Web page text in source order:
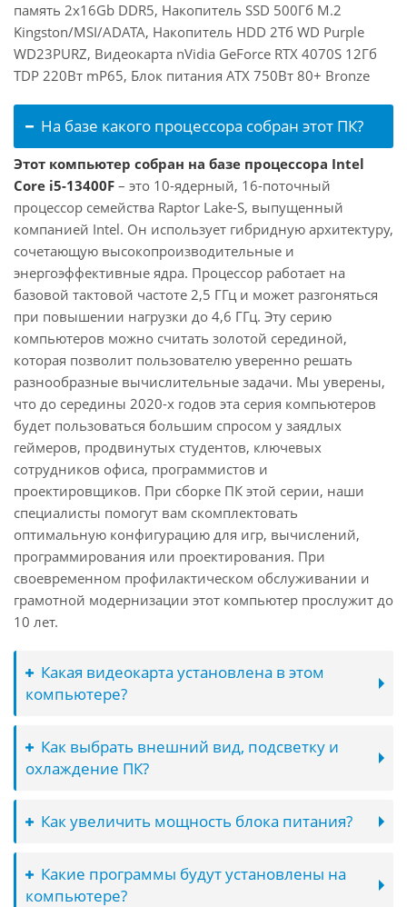
память 2x16Gb DDR5, Накопитель SSD 500Гб M.2
Kingston/MSI/ADATA, Накопитель HDD 2Тб WD Purple
WD23PURZ, Видеокарта nVidia GeForce RTX 4070S 12Гб
TDP 220Вт mP65, Блок питания ATX 750Вт 80+ Bronze
На базе какого процессора собран этот ПК?
Этот компьютер собран на базе процессора Intel
Core i5-13400F – это 10-ядерный, 16-поточный
процессор семейства Raptor Lake-S, выпущенный
компанией Intel. Он использует гибридную архитектуру,
сочетающую высокопроизводительные и
энергоэффективные ядра. Процессор работает на
базовой тактовой частоте 2,5 ГГц и может разгоняться
при повышении нагрузки до 4,6 ГГц. Эту серию
компьютеров можно считать золотой серединой,
которая позволит пользователю уверенно решать
разнообразные вычислительные задачи. Мы уверены,
что до середины 2020-х годов эта серия компьютеров
будет пользоваться большим спросом у заядлых
геймеров, продвинутых студентов, ключевых
сотрудников офиса, программистов и
проектировщиков. При сборке ПК этой серии, наши
специалисты помогут вам скомплектовать
оптимальную конфигурацию для игр, вычислений,
программирования или проектирования. При
своевременном профилактическом обслуживании и
грамотной модернизации этот компьютер прослужит до
10 лет.
Какая видеокарта установлена в этом
компьютере?
Как выбрать внешний вид, подсветку и
охлаждение ПК?
Как увеличить мощность блока питания?
Какие программы будут установлены на
компьютере?